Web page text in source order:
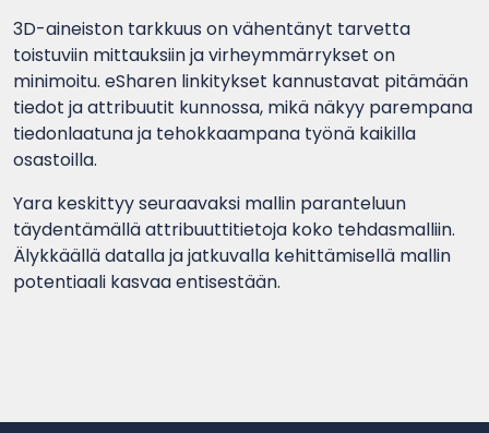
3D-aineiston tarkkuus on vähentänyt tarvetta
toistuviin mittauksiin ja virheymmärrykset on
minimoitu. eSharen linkitykset kannustavat pitämään
tiedot ja attribuutit kunnossa, mikä näkyy parempana
tiedonlaatuna ja tehokkaampana työnä kaikilla
osastoilla.
Yara keskittyy seuraavaksi mallin paranteluun
täydentämällä attribuuttitietoja koko tehdasmalliin.
Älykkäällä datalla ja jatkuvalla kehittämisellä mallin
potentiaali kasvaa entisestään.